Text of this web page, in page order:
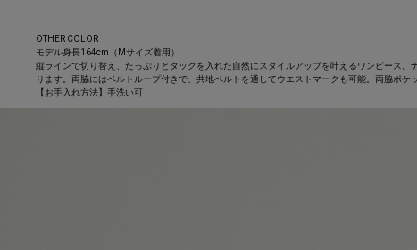
OTHER COLOR
モデル身長164cm（Mサイズ着用）
縦ラインで切り替え、たっぷりとタックを入れた自然にスタイルアップを叶えるワンピース
ります。両脇にはベルトループ付きで、共地ベルトを通してウエストマークも可能。両脇ポケ
【お手入れ方法】手洗い可